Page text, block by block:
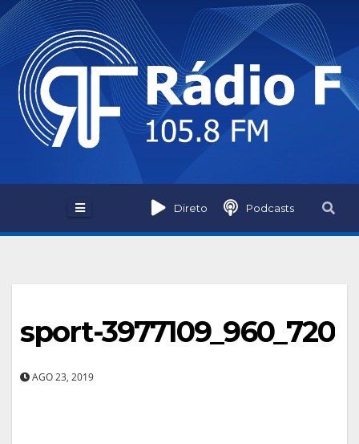
Skip
to
content
Direto Podcasts
sport-3977109_960_720
AGO 23, 2019